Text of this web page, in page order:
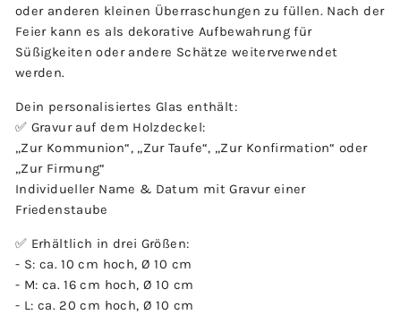
oder anderen kleinen Überraschungen zu füllen. Nach der
Feier kann es als dekorative Aufbewahrung für
Süßigkeiten oder andere Schätze weiterverwendet
werden.
Dein personalisiertes Glas enthält:
✅ Gravur auf dem Holzdeckel:
„Zur Kommunion“, „Zur Taufe“, „Zur Konfirmation“ oder
„Zur Firmung“
Individueller Name & Datum mit Gravur einer
Friedenstaube
✅ Erhältlich in drei Größen:
- S: ca. 10 cm hoch, Ø 10 cm
- M: ca. 16 cm hoch, Ø 10 cm
- L: ca. 20 cm hoch, Ø 10 cm